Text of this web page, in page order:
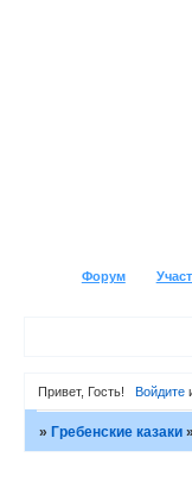
Форум
Привет, Гость! Войдите
»Гребенские казаки